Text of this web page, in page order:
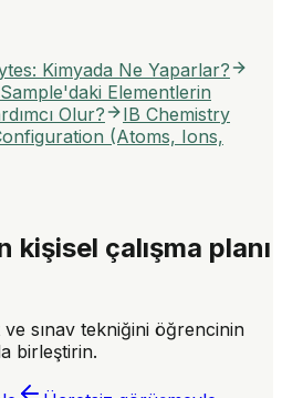
Kimyada Ne Yaparlar?
Elementlerin
Olur?
IB Chemistry
(Atoms, Ions,
kişisel çalışma planı
sınav tekniğini öğrencinin
birleştirin.